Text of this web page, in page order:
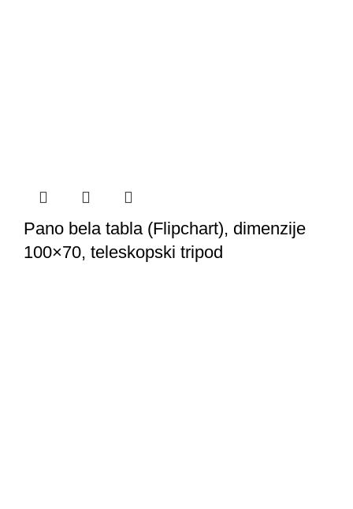
Pano bela tabla (Flipchart), dimenzije
100×70, teleskopski tripod